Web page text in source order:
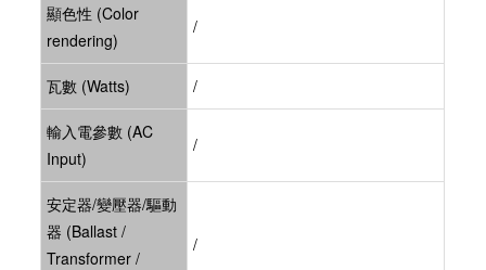
顯色性 (Color
rendering)
/
瓦數 (Watts) /
輸入電參數 (AC
Input)
/
安定器/變壓器/驅動
器 (Ballast /
Transformer /
/